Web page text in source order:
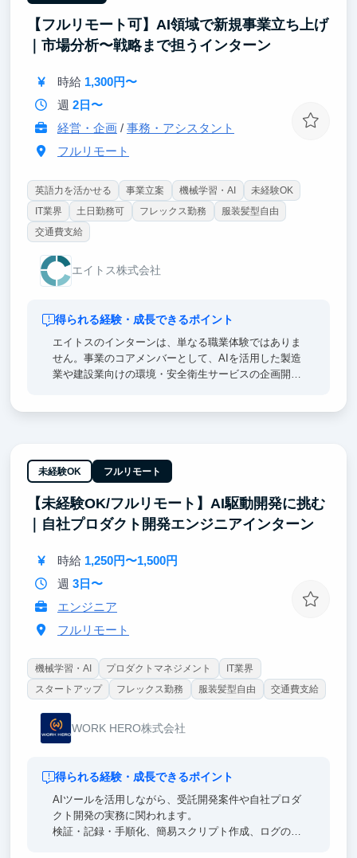
【フルリモート可】AI領域で新規事業立ち上げ
｜市場分析〜戦略まで担うインターン
時給 1,300円〜
週 2日〜
経営・企画/ 事務・アシスタント
フルリモート
英語力を活かせる 事業立案 機械学習・AI
未経験OK
IT業界
土日勤務可 フレックス勤務
服装髪型自由
交通費支給
エイトス株式会社
得られる経験・成長できるポイント
エイトスのインターンは、単なる職業体験ではありま
せん。事業のコアメンバーとして、AIを活用した製造
業や建設業向けの環境・安全衛生サービスの企画開発
未経験OK フルリモート
【未経験OK/フルリモート】AI駆動開発に挑む
｜自社プロダクト開発エンジニアインターン
時給 1,250円〜1,500円
週 3日〜
エンジニア
フルリモート
機械学習・AI プロダクトマネジメント
IT業界
スタートアップ
フレックス勤務 服装髪型自由 交通費支給
WORK HERO株式会社
得られる経験・成長できるポイント
AIツールを活用しながら、受託開発案件や自社プロダ
クト開発の実務に関われます。
検証・記録・手順化、簡易スクリプト作成、ログの一